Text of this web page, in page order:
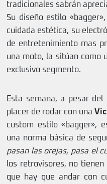
tradicionales sabrán
Su diseño estilo
cuidada estética, su
de entretenimiento mas
una moto, la sitúan como
exclusivo segmento.
Esta semana, a pesar
placer de rodar con una
custom estilo «bagger»,
una norma básica de
pasan las orejas, pasa el
los retrovisores, no tienen
que hay que andar con